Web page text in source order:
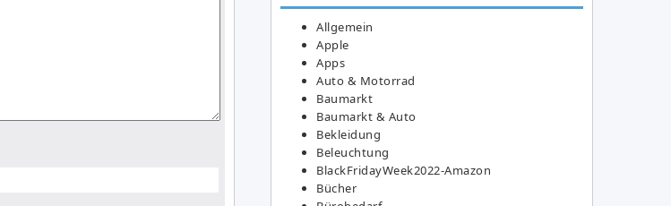
Allgemein
Apple
Apps
Auto & Motorrad
Baumarkt
Baumarkt & Auto
Bekleidung
Beleuchtung
BlackFridayWeek2022-Amazon
Bücher